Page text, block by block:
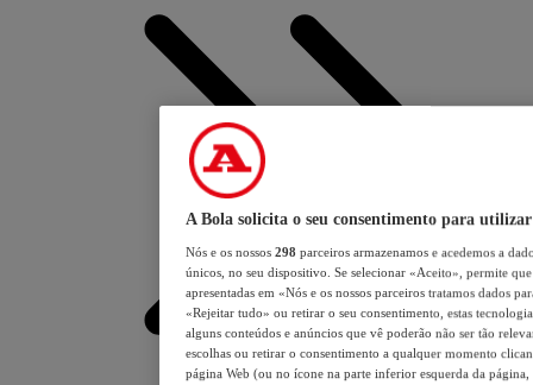
A Bola solicita o seu consentimento para utilizar
Nós e os nossos 298 parceiros armazenamos e acedemos a
únicos, no seu dispositivo. Se selecionar «Aceito», permite
apresentadas em «Nós e os nossos parceiros tratamos dados
«Rejeitar tudo» ou retirar o seu consentimento, estas
alguns conteúdos e anúncios que vê poderão não ser tão
escolhas ou retirar o consentimento a qualquer momento
página Web (ou no ícone na parte inferior esquerda da página,